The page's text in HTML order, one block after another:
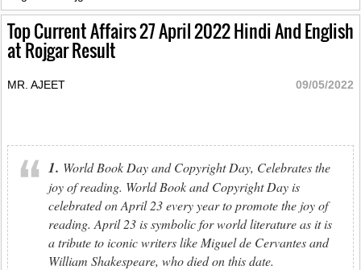
Top Current Affairs 27 April 2022 Hindi And English
at Rojgar Result
MR. AJEET 09/05/2022
1. World Book Day and Copyright Day, Celebrates the
joy of reading. World Book and Copyright Day is
celebrated on April 23 every year to promote the joy of
reading. April 23 is symbolic for world literature as it is
a tribute to iconic writers like Miguel de Cervantes and
William Shakespeare, who died on this date.